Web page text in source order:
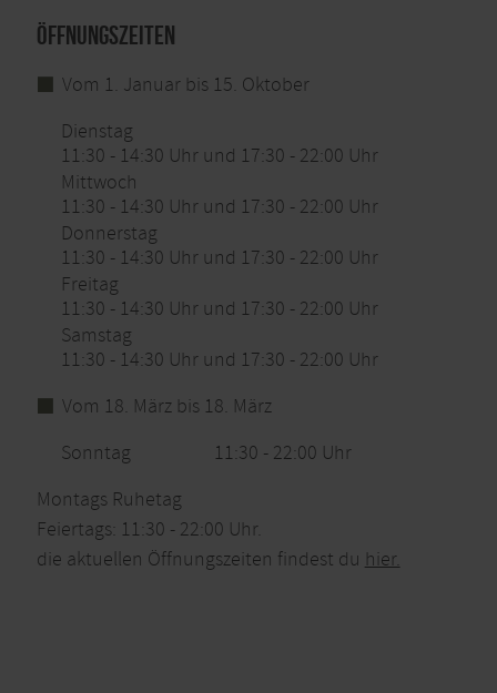
Öffnungszeiten
Vom 1. Januar bis 15. Oktober
Dienstag
11:30 - 14:30 Uhr und 17:30 - 22:00 Uhr
Mittwoch
11:30 - 14:30 Uhr und 17:30 - 22:00 Uhr
Donnerstag
11:30 - 14:30 Uhr und 17:30 - 22:00 Uhr
Freitag
11:30 - 14:30 Uhr und 17:30 - 22:00 Uhr
Samstag
11:30 - 14:30 Uhr und 17:30 - 22:00 Uhr
Vom 18. März bis 18. März
Sonntag
11:30 - 22:00 Uhr
Montags Ruhetag
Feiertags: 11:30 - 22:00 Uhr.
die aktuellen Öffnungszeiten findest du hier.